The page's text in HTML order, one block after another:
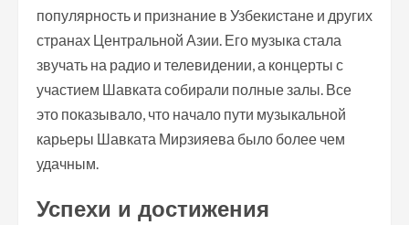
популярность и признание в Узбекистане и других
странах Центральной Азии. Его музыка стала
звучать на радио и телевидении, а концерты с
участием Шавката собирали полные залы. Все
это показывало, что начало пути музыкальной
карьеры Шавката Мирзияева было более чем
удачным.
Успехи и достижения